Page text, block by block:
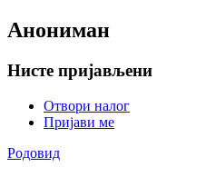
Анониман
Нисте пријављени
Отвори налог
Пријави ме
Родовид